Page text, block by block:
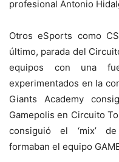
profesional Antonio
Otros eSports como
último, parada del
equipos con una
experimentados en la
Giants Academy
Gamepolis en Circuito
consiguió el ‘mix’
formaban el equipo